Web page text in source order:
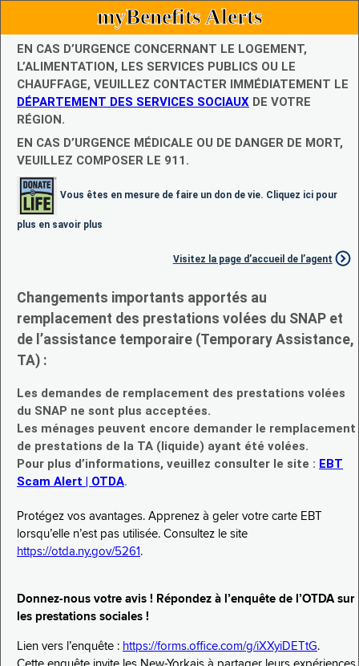
myBenefits Alerts
EN CAS D’URGENCE CONCERNANT LE LOGEMENT,
L’ALIMENTATION, LES SERVICES PUBLICS OU LE
CHAUFFAGE, VEUILLEZ CONTACTER IMMÉDIATEMENT LE
DÉPARTEMENT DES SERVICES SOCIAUX DE VOTRE
RÉGION.
EN CAS D’URGENCE MÉDICALE OU DE DANGER DE MORT,
VEUILLEZ COMPOSER LE 911.
Vous êtes en mesure de faire un don de vie. Cliquez ici pour
plus en savoir plus
Visitez la page d’accueil de l’agent
Changements importants apportés au
remplacement des prestations volées du SNAP et
de l’assistance temporaire (Temporary Assistance,
TA) :
Les demandes de remplacement des prestations volées
du SNAP ne sont plus acceptées.
Les ménages peuvent encore demander le remplacement
de prestations de la TA (liquide) ayant été volées.
Pour plus d’informations, veuillez consulter le site : EBT
Scam Alert | OTDA.
Protégez vos avantages. Apprenez à geler votre carte EBT
lorsqu’elle n’est pas utilisée. Consultez le site
https://otda.ny.gov/5261 .
Donnez-nous votre avis ! Répondez à l’enquête de l’OTDA sur
les prestations sociales !
Lien vers l’enquête : https://forms.office.com/g/iXXyiDETtG.